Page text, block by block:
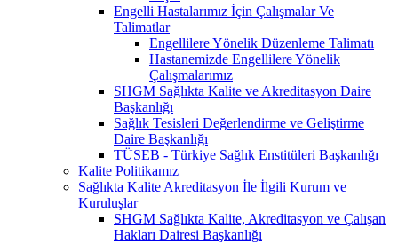
Engelli Hastalarımız İçin Çalışmalar Ve
Talimatlar
Engellilere Yönelik Düzenleme Talimatı
Hastanemizde Engellilere Yönelik
Çalışmalarımız
SHGM Sağlıkta Kalite ve Akreditasyon Daire
Başkanlığı
Sağlık Tesisleri Değerlendirme ve Geliştirme
Daire Başkanlığı
TÜSEB - Türkiye Sağlık Enstitüleri Başkanlığı
Kalite Politikamız
Sağlıkta Kalite Akreditasyon İle İlgili Kurum ve
Kuruluşlar
SHGM Sağlıkta Kalite, Akreditasyon ve Çalışan
Hakları Dairesi Başkanlığı